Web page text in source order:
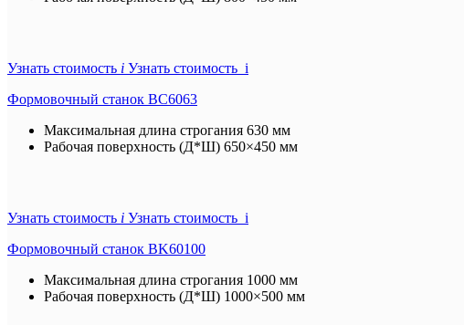
Узнать стоимость i Узнать стоимость i
Формовочный станок BC6063
Максимальная длина строгания 630 мм
Рабочая поверхность (Д*Ш) 650×450 мм
Узнать стоимость i Узнать стоимость i
Формовочный станок BK60100
Максимальная длина строгания 1000 мм
Рабочая поверхность (Д*Ш) 1000×500 мм